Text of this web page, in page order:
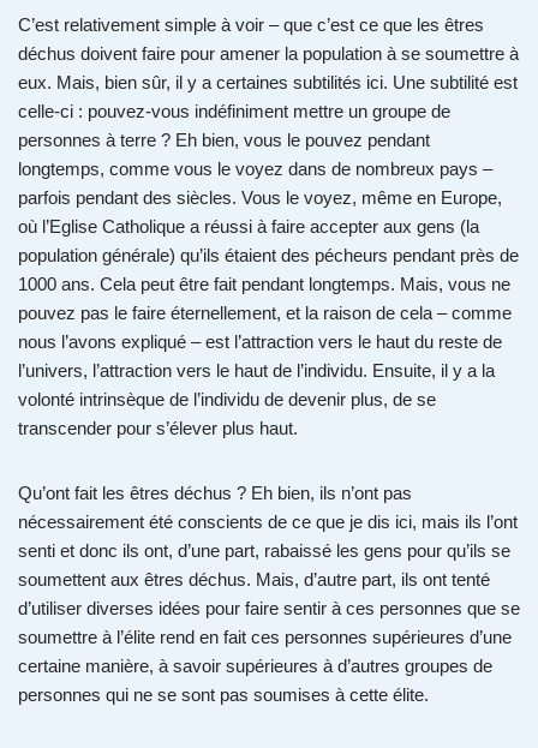
C’est relativement simple à voir – que c’est ce que les êtres
déchus doivent faire pour amener la population à se soumettre à
eux. Mais, bien sûr, il y a certaines subtilités ici. Une subtilité est
celle-ci : pouvez-vous indéfiniment mettre un groupe de
personnes à terre ? Eh bien, vous le pouvez pendant
longtemps, comme vous le voyez dans de nombreux pays –
parfois pendant des siècles. Vous le voyez, même en Europe,
où l’Eglise Catholique a réussi à faire accepter aux gens (la
population générale) qu’ils étaient des pécheurs pendant près de
1000 ans. Cela peut être fait pendant longtemps. Mais, vous ne
pouvez pas le faire éternellement, et la raison de cela – comme
nous l’avons expliqué – est l’attraction vers le haut du reste de
l’univers, l’attraction vers le haut de l’individu. Ensuite, il y a la
volonté intrinsèque de l’individu de devenir plus, de se
transcender pour s’élever plus haut.
Qu’ont fait les êtres déchus ? Eh bien, ils n’ont pas
nécessairement été conscients de ce que je dis ici, mais ils l’ont
senti et donc ils ont, d’une part, rabaissé les gens pour qu’ils se
soumettent aux êtres déchus. Mais, d’autre part, ils ont tenté
d’utiliser diverses idées pour faire sentir à ces personnes que se
soumettre à l’élite rend en fait ces personnes supérieures d’une
certaine manière, à savoir supérieures à d’autres groupes de
personnes qui ne se sont pas soumises à cette élite.